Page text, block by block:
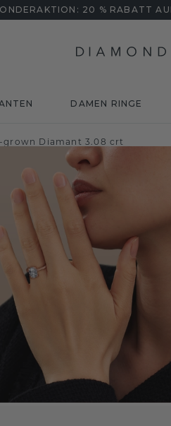
20 % RABATT
DAMEN RINGE
grown Diamant 3.08 crt